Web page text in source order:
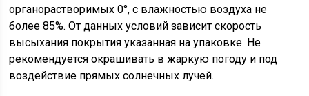
органорастворимых 0°, с влажностью воздуха не
более 85%. От данных условий зависит скорость
высыхания покрытия указанная на упаковке. Не
рекомендуется окрашивать в жаркую погоду и под
воздействие прямых солнечных лучей.